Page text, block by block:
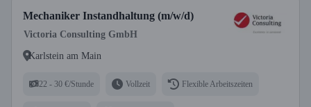
Mechaniker Instandhaltung (m/w/d)
Victoria Consulting GmbH
Karlstein am Main
22 - 30 €/Stunde Vollzeit Flexible Arbeitszeiten